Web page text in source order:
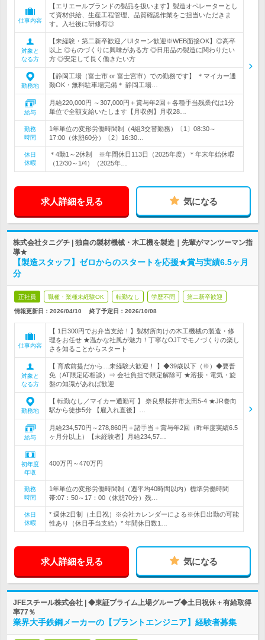
仕事内容
【エリエールブランドの製品を扱います】製造オペレーターとし
て資材供給、生産工程管理、品質確認作業をご担当いただきま
す。入社後に研修有◎
対象と
なる方
【未経験・第二新卒歓迎／UIターン歓迎※WEB面接OK】◎高卒
以上 ◎ものづくりに興味がある方 ◎日用品の製造に関わりたい
方 ◎安定して長く働きたい方
勤務地
【静岡工場（富士市 or 富士宮市）での勤務です】 ＊マイカー通
勤OK・無料駐車場完備＊ 静岡工場…
給与
月給220,000円 ～307,000円＋賞与年2回＋各種手当残業代は1分
単位で全額支給いたします【月収例】月収28…
勤務
時間
1年単位の変形労働時間制（4組3交替勤務）〔1〕08:30～
17:00（休憩60分）〔2〕16:30…
休日
休暇
＊4勤1～2休制 ※年間休日113日（2025年度）＊年末年始休暇
（12/30～1/4）（2025年…
求人詳細を見る 気になる
株式会社タニグチ | 独自の製材機械・木工機を製造｜先輩がマンツーマン指
導★
【製造スタッフ】ゼロからのスタートを応援★賞与実績6.5ヶ月
分
正社員 職種・業種未経験OK 転勤なし 学歴不問 第二新卒歓迎
情報更新日：2026/04/10 終了予定日： 2026/10/08
仕事内容
【 1日300円でお弁当支給！】製材所向けの木工機械の製造・修
理をお任せ ★温かな社風が魅力！丁寧なOJTでモノづくりの楽し
さを知ることからスタート
対象と
なる方
【 育成前提だから…未経験大歓迎！ 】◆39歳以下（※）◆要普
免（AT限定応相談）⇒ 会社負担で限定解除可 ★溶接・電気・旋
盤の知識があれば歓迎
勤務地
【 転勤なし／マイカー通勤可 】 奈良県桜井市太田5-4 ★JR巻向
駅から徒歩5分 【雇入れ直後】…
給与
月給234,570円～278,860円＋諸手当＋賞与年2回（昨年度実績6.5
ヶ月分以上）【未経験者】月給234,57…
初年度
年収
400万円～470万円
勤務
時間
1年単位の変形労働時間制（週平均40時間以内）標準労働時間
帯:07：50～17：00（休憩70分）残…
休日
休暇
* 週休2日制（土日祝）※会社カレンダーによる※休日出勤の可能
性あり（休日手当支給）* 年間休日数1…
求人詳細を見る 気になる
JFEスチール株式会社 | ◆東証プライム上場グループ◆土日祝休＋有給取得
率77％
業界大手鉄鋼メーカーの【プラントエンジニア】経験者募集